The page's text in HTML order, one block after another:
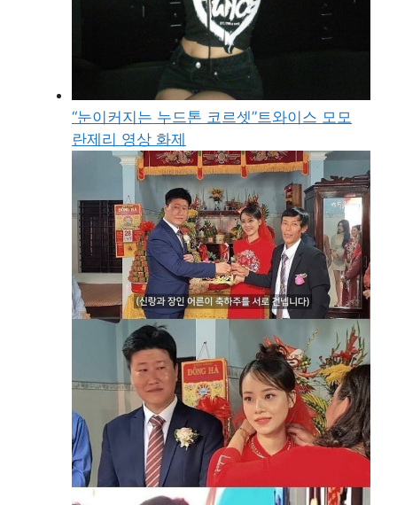
“눈이커지는 누드톤 코르셋”트와이스 모모
란제리 영상 화제